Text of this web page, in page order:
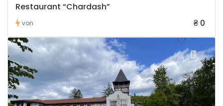
Restaurant “Chardash”
von ₴ 0